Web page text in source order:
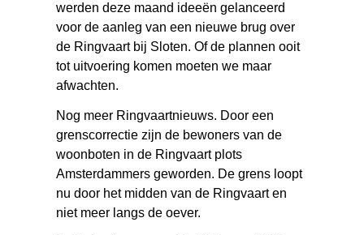
werden deze maand ideeën gelanceerd
voor de aanleg van een nieuwe brug over
de Ringvaart bij Sloten. Of de plannen ooit
tot uitvoering komen moeten we maar
afwachten.
Nog meer Ringvaartnieuws. Door een
grenscorrectie zijn de bewoners van de
woonboten in de Ringvaart plots
Amsterdammers geworden. De grens loopt
nu door het midden van de Ringvaart en
niet meer langs de oever.